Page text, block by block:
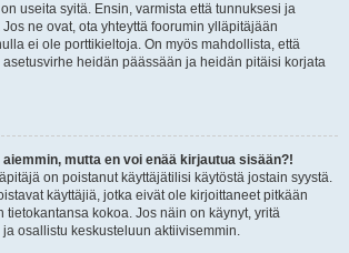
useita syitä. Ensin, varmista että tunnuksesi ja
ne ovat, ota yhteyttä foorumin ylläpitäjään
ei ole porttikieltoja. On myös mahdollista, että
heidän päässään ja heidän pitäisi korjata
mutta en voi enää kirjautua sisään?!
on poistanut käyttäjätilisi käytöstä jostain syystä.
käyttäjiä, jotka eivät ole kirjoittaneet pitkään
tietokantansa kokoa. Jos näin on käynyt, yritä
osallistu keskusteluun aktiivisemmin.